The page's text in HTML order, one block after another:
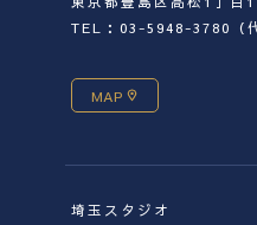
TEL：03-5948-3780（
MAP
埼玉スタジオ